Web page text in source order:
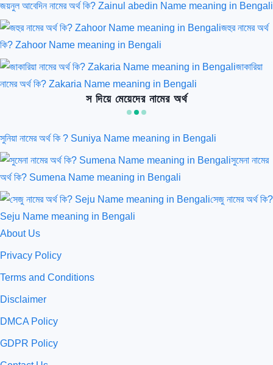
জয়নুল আবেদিন নামের অর্থ কি? Zainul abedin Name meaning in Bengali
জহুর নামের অর্থ
কি? Zahoor Name meaning in Bengali
জাকারিয়া
নামের অর্থ কি? Zakaria Name meaning in Bengali
স দিয়ে মেয়েদের নামের অর্থ
সুনিয়া নামের অর্থ কি ? Suniya Name meaning in Bengali
সুমেনা নামের
অর্থ কি? Sumena Name meaning in Bengali
সেজু নামের অর্থ কি?
Seju Name meaning in Bengali
About Us
Privacy Policy
Terms and Conditions
Disclaimer
DMCA Policy
GDPR Policy